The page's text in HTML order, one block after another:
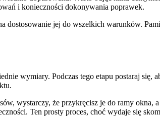
i konieczności dokonywania poprawek.
dostosowanie jej do wszelkich warunków.
wymiary. Podczas tego etapu postaraj się,
wystarczy, że przykręcisz je do ramy okna,
Ten prosty proces, choć wydaje się